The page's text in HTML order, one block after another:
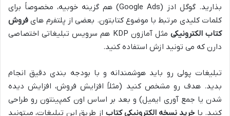
بذارید. گوگل ادز (Google Ads) هم گزینه خوبیه، مخصوصاً برای
کلمات کلیدی مرتبط با موضوع کتابتون. بعضی از پلتفرم های فروش
کتاب الکترونیکی
مثل آمازون KDP هم سرویس تبلیغاتی اختصاصی
دارن که می تونید ازش استفاده کنید.
تبلیغات پولی رو باید هوشمندانه و با بودجه بندی دقیق انجام
بدید. هدف رو مشخص کنید (مثلاً افزایش فروش، افزایش دیده
شدن یا جمع آوری ایمیل) و بعد بر اساس اون کمپینتون رو طراحی
کنید. با خرید نسخه الکترونیکی کتاب از طریق این تبلیغات، میتونید